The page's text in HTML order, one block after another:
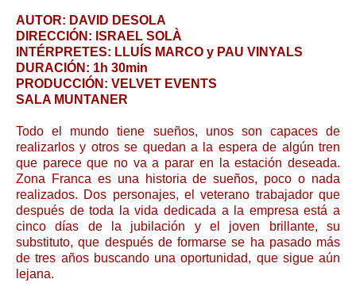
AUTOR: DAVID DESOLA
DIRECCIÓN: ISRAEL SOLÀ
INTÉRPRETES: LLUÍS MARCO y PAU VINYALS
DURACIÓN: 1h 30min
PRODUCCIÓN: VELVET EVENTS
SALA MUNTANER
Todo el mundo tiene sueños, unos son capaces de
realizarlos y otros se quedan a la espera de algún tren
que parece que no va a parar en la estación deseada.
Zona Franca es una historia de sueños, poco o nada
realizados. Dos personajes, el veterano trabajador que
después de toda la vida dedicada a la empresa está a
cinco días de la jubilación y el joven brillante, su
substituto, que después de formarse se ha pasado más
de tres años buscando una oportunidad, que sigue aún
lejana.